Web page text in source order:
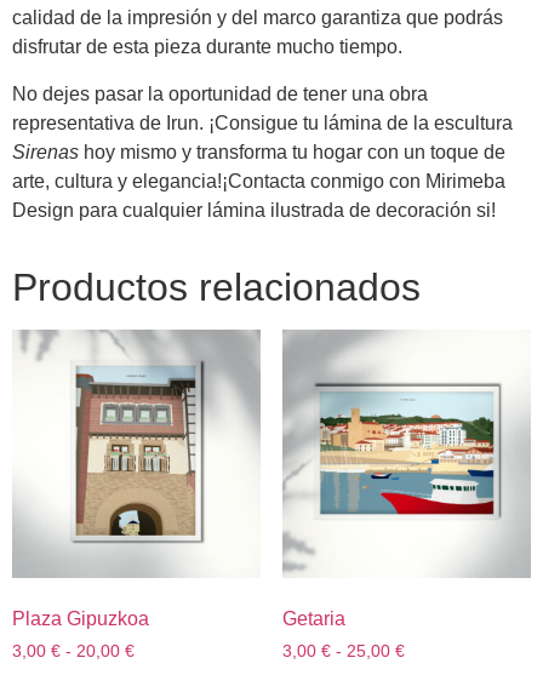
calidad de la impresión y del marco garantiza que podrás
disfrutar de esta pieza durante mucho tiempo.
No dejes pasar la oportunidad de tener una obra
representativa de Irun. ¡Consigue tu lámina de la escultura
Sirenas hoy mismo y transforma tu hogar con un toque de
arte, cultura y elegancia!¡Contacta conmigo con Mirimeba
Design para cualquier lámina ilustrada de decoración si!
Productos relacionados
Plaza Gipuzkoa
3,00 € - 20,00 €
Getaria
3,00 € - 25,00 €